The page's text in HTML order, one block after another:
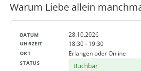
Warum Liebe allein
28.10.2026
18:30 - 19:30
Erlangen oder Online
Buchbar